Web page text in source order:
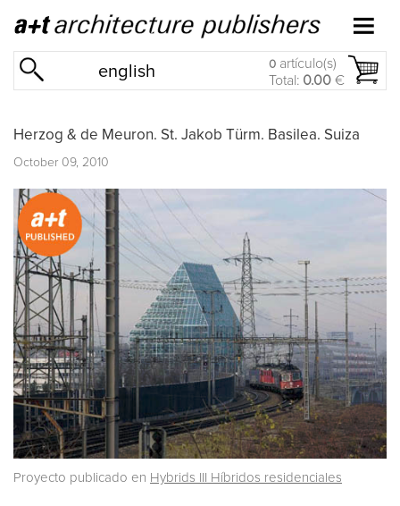
english 0 artículo(s)
Total: 0.00 €
Herzog & de Meuron. St. Jakob Türm. Basilea. Suiza
October 09, 2010
Proyecto publicado en Hybrids III Híbridos residenciales